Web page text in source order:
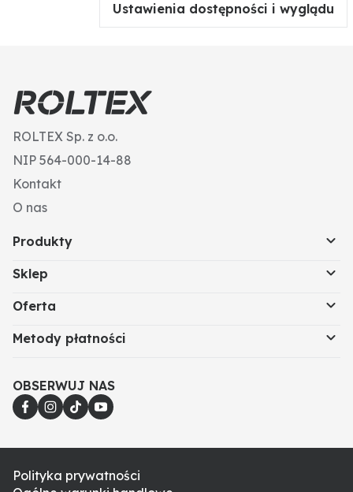
Do każdego kroplownika dostarczany jest
należy następnie tylko podłączyć do kroplowników.
Ustawienia dostępności i wyglądu
ROLTEX Sp. z o.o.
NIP 564-000-14-88
Kontakt
O nas
Produkty
Sklep
Oferta
Metody płatności
OBSERWUJ NAS
Polityka prywatności